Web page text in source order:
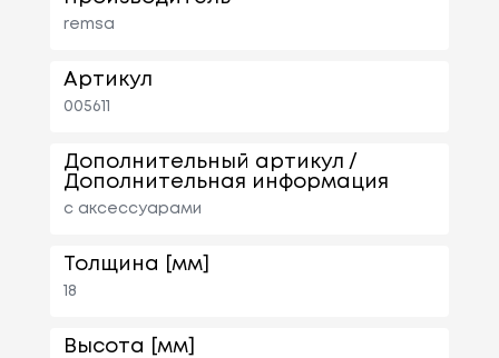
remsa
Артикул
005611
Дополнительный артикул /
Дополнительная информация
с аксессуарами
Толщина [мм]
18
Высота [мм]